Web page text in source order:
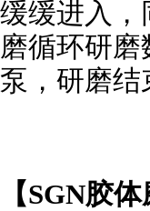
缓缓进入，
磨循环研
泵，研磨结
【SGN胶体